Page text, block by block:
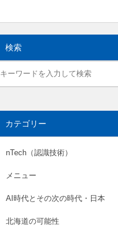
検索
カテゴリー
nTech（認識技術）
メニュー
AI時代とその次の時代・日本
北海道の可能性